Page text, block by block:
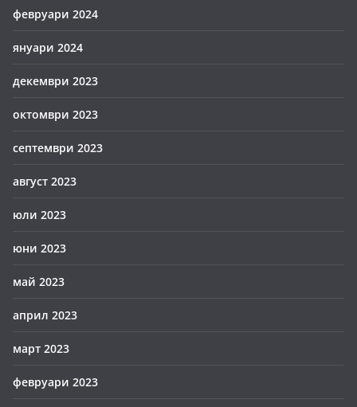
февруари 2024
януари 2024
декември 2023
октомври 2023
септември 2023
август 2023
юли 2023
юни 2023
май 2023
април 2023
март 2023
февруари 2023